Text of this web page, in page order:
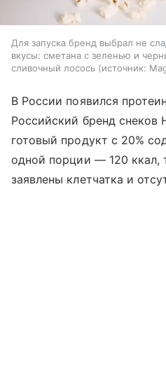
Для запуска бренд выбрал не
вкусы: сметана с зеленью и
сливочный лосось
источник:
В России появился
Российский бренд снеков
готовый продукт с 20%
одной порции — 120 ккал,
заявлены клетчатка и